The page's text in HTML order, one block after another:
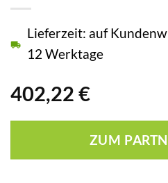
402,22 €
Lieferzeit: auf
12 Werktage
ZUM